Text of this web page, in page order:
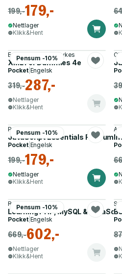
199,-179,-
Nettlager
Klikk&Hent
Pensum -10%
Ed Tittel, Lucinda Dykes
XML For Dummies 4e
Pocket| Engelsk
319,-287,-
Nettlager
Klikk&Hent
Pensum -10%
Paul McFedries
JavaScript Essentials For
Pocket| Engelsk
199,-179,-
Nettlager
Klikk&Hent
Pensum -10%
Robin Nixon
Learning PHP, MySQL &
Pocket| Engelsk
669,-602,-
Nettlager
Klikk&Hent